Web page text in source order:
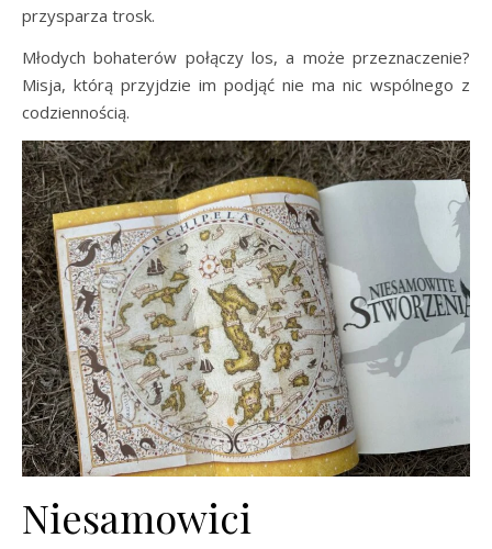
przysparza trosk.
Młodych bohaterów połączy los, a może przeznaczenie?
Misja, którą przyjdzie im podjąć nie ma nic wspólnego z
codziennością.
Niesamowici